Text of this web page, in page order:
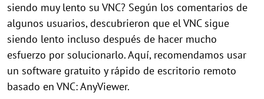
siendo muy lento su VNC? Según los comentarios de
algunos usuarios, descubrieron que el VNC sigue
siendo lento incluso después de hacer mucho
esfuerzo por solucionarlo. Aquí, recomendamos usar
un software gratuito y rápido de escritorio remoto
basado en VNC: AnyViewer.